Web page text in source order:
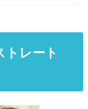
トレート